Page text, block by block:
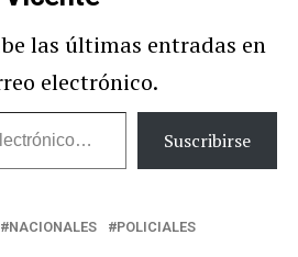
las últimas entradas en
electrónico.
Suscribirse
NACIONALES POLICIALES